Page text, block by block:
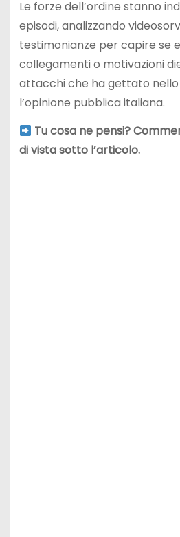
Le forze dell’ordine stanno
episodi, analizzando
testimonianze per capire se
collegamenti o motivazioni
attacchi che ha gettato
l’opinione pubblica italiana.
Tu cosa ne pensi?
di vista sotto l’articolo.